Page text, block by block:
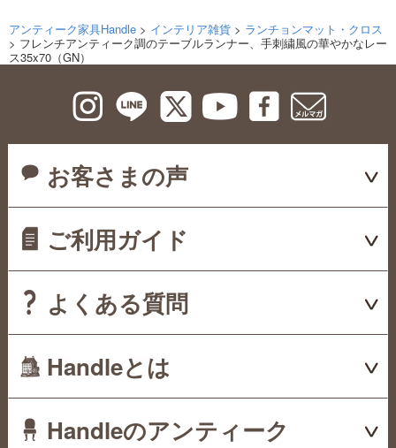
アンティーク家具Handle > インテリア雑貨 > ランチョンマット・クロス
> フレンチアンティーク調のテーブルランナー、手刺繍風の華やかなレー
ス35x70（GN）
お客さまの声
ご利用ガイド
よくある質問
Handleとは
Handleのアンティーク